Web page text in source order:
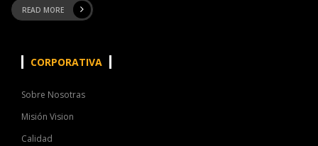
READ MORE
CORPORATIVA
Sobre Nosotras
Misión Vision
Calidad